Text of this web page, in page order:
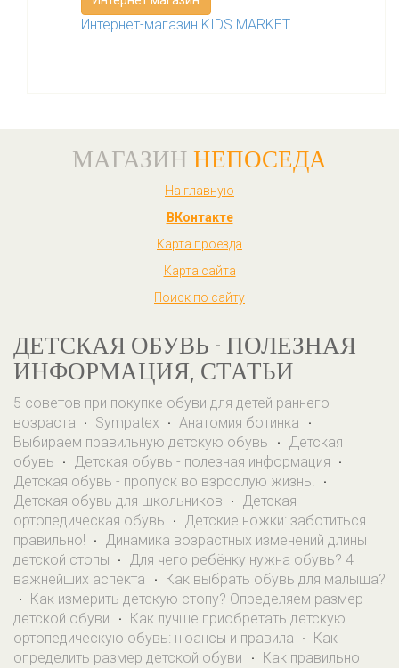
Интернет-магазин KIDS MARKET
МАГАЗИН НЕПОСЕДА
На главную
ВКонтакте
Карта проезда
Карта сайта
Поиск по сайту
ДЕТСКАЯ ОБУВЬ - ПОЛЕЗНАЯ
ИНФОРМАЦИЯ, СТАТЬИ
5 советов при покупке обуви для детей раннего
возраста
· Sympatex · Анатомия ботинка ·
Выбираем правильную детскую обувь ·
Детская
обувь
· Детская обувь - полезная информация ·
Детская обувь - пропуск во взрослую жизнь. ·
Детская обувь для школьников ·
Детская
ортопедическая обувь
·
Детские ножки: заботиться
правильно!
·
Динамика возрастных изменений длины
детской стопы
·
Для чего ребёнку нужна обувь? 4
важнейших аспекта
· Как выбрать обувь для малыша?
·
Как измерить детскую стопу? Определяем размер
детской обуви
·
Как лучше приобретать детскую
ортопедическую обувь: нюансы и правила
·
Как
определить размер детской обуви
·
Как правильно